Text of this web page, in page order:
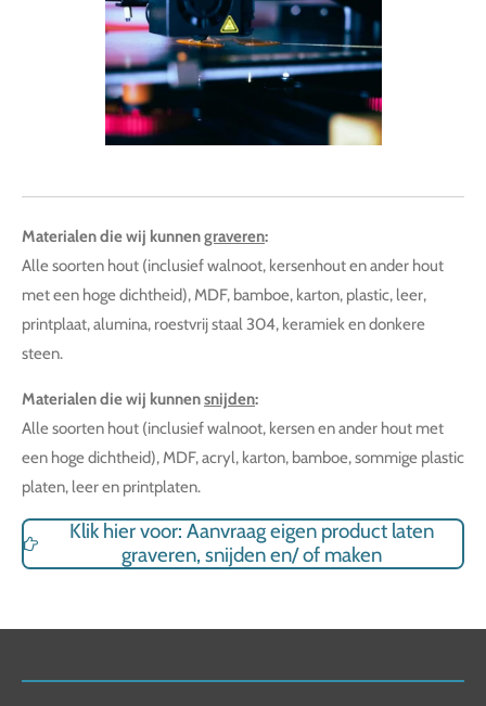
Materialen die wij kunnengraveren:
Alle soorten hout (inclusief walnoot, kersenhout en ander hout
met een hoge dichtheid), MDF, bamboe, karton, plastic, leer,
printplaat, alumina, roestvrij staal 304, keramiek en donkere
steen.
Materialen die wij kunnensnijden:
Alle soorten hout (inclusief walnoot, kersen en ander hout met
een hoge dichtheid), MDF, acryl, karton, bamboe, sommige plastic
platen, leer en printplaten.
Klik hier voor: Aanvraag eigen product laten
graveren, snijden en/ of maken